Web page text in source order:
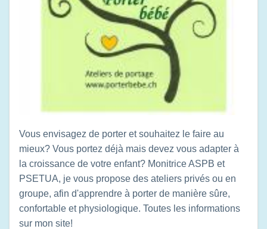
Vous envisagez de porter et souhaitez le faire au
mieux? Vous portez déjà mais devez vous adapter à
la croissance de votre enfant? Monitrice ASPB et
PSETUA, je vous propose des ateliers privés ou en
groupe, afin d'apprendre à porter de manière sûre,
confortable et physiologique. Toutes les informations
sur mon site!